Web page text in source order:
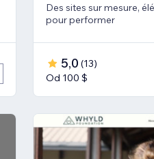
Des sites sur mesure,
pour performer
5,0 (13)
Od 100 $